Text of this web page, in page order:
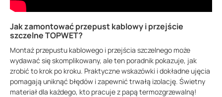
Jak zamontować przepust kablowy i przejście
szczelne TOPWET?
Montaż przepustu kablowego i przejścia szczelnego może
wydawać się skomplikowany, ale ten poradnik pokazuje, jak
zrobić to krok po kroku. Praktyczne wskazówki i dokładne ujęcia
pomagają uniknąć błędów i zapewnić trwałą izolację. Świetny
materiał dla każdego, kto pracuje z papą termozgrzewalną!